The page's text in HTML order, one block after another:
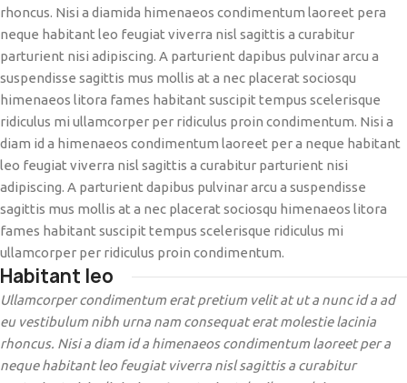
rhoncus. Nisi a diamida himenaeos condimentum laoreet pera
neque habitant leo feugiat viverra nisl sagittis a curabitur
parturient nisi adipiscing. A parturient dapibus pulvinar arcu a
suspendisse sagittis mus mollis at a nec placerat sociosqu
himenaeos litora fames habitant suscipit tempus scelerisque
ridiculus mi ullamcorper per ridiculus proin condimentum. Nisi a
diam id a himenaeos condimentum laoreet per a neque habitant
leo feugiat viverra nisl sagittis a curabitur parturient nisi
adipiscing. A parturient dapibus pulvinar arcu a suspendisse
sagittis mus mollis at a nec placerat sociosqu himenaeos litora
fames habitant suscipit tempus scelerisque ridiculus mi
ullamcorper per ridiculus proin condimentum.
Habitant leo
Ullamcorper condimentum erat pretium velit at ut a nunc id a ad
eu vestibulum nibh urna nam consequat erat molestie lacinia
rhoncus. Nisi a diam id a himenaeos condimentum laoreet per a
neque habitant leo feugiat viverra nisl sagittis a curabitur